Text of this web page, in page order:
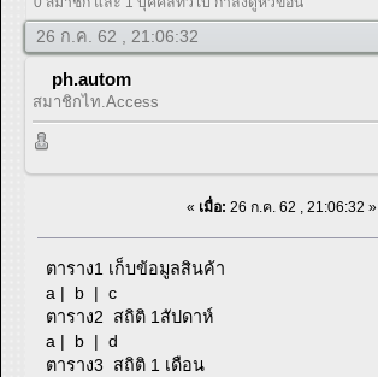
26 ก.ค. 62 , 21:06:32
ph.autom
สมาชิกไท.Access
« เมื่อ: 26 ก.ค. 62 , 21:06:32 »
ตาราง1 เก็บข้อมูลสินค้า
a | b | c
ตาราง2 สถิติ 1สัปดาห์
a | b | d
ตาราง3 สถิติ 1 เดือน